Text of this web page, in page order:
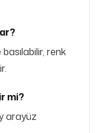
renk
mi?
arayüz